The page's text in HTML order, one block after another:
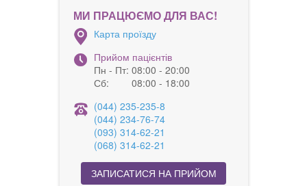
МИ ПРАЦЮЄМО ДЛЯ ВАС!
Карта проїзду
Прийом пацієнтів
Пн - Пт: 08:00 - 20:00
Сб:
08:00 - 18:00
(044) 235-235-8
(044) 234-76-74
(093) 314-62-21
(068) 314-62-21
ЗАПИСАТИСЯ НА ПРИЙОМ